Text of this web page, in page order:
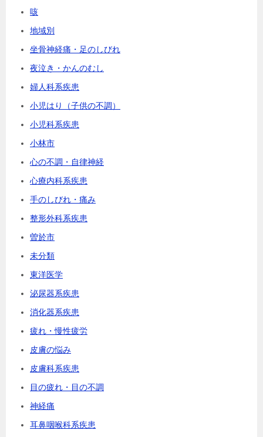
咳
地域別
坐骨神経痛・足のしびれ
夜泣き・かんのむし
婦人科系疾患
小児はり（子供の不調）
小児科系疾患
小林市
心の不調・自律神経
心療内科系疾患
手のしびれ・痛み
整形外科系疾患
曽於市
未分類
東洋医学
泌尿器系疾患
消化器系疾患
疲れ・慢性疲労
皮膚の悩み
皮膚科系疾患
目の疲れ・目の不調
神経痛
耳鼻咽喉科系疾患